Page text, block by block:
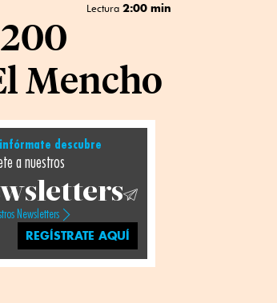
Lectura 2:00 min
Mencho
descubre
a nuestros
Newsletters
REGÍSTRATE AQUÍ